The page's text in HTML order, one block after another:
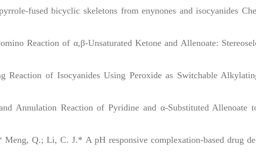
fused bicyclic skeletons from enynones and isocyanides
Reaction of α,β‐Unsaturated Ketone and Allenoate:
of Isocyanides Using Peroxide as Switchable
Annulation Reaction of Pyridine and α-Substituted Allenoate
Q.; Li, C. J.* A pH responsive complexation-based drug